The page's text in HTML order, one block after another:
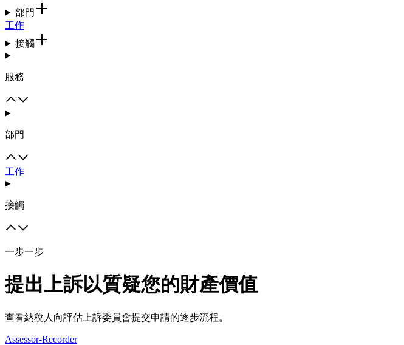
部門
工作
接觸
服務
部門
工作
接觸
一步一步
提出上訴以質疑您的財產價值
查看納稅人向評估上訴委員會提交申請的逐步流程。
Assessor-Recorder